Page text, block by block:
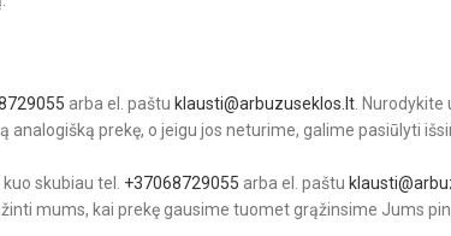
arba el. paštu klausti@arbuzuseklos.lt .
prekę, o jeigu jos neturime, galime pasiūlyti
skubiau tel.
+37068729055 arba el. paštu
mums, kai prekę gausime tuomet grąžinsime Jums